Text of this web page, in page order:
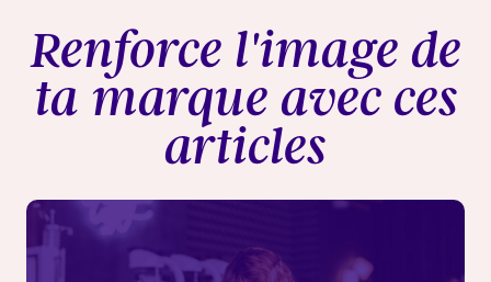
Renforce l'image de
ta marque avec ces
articles